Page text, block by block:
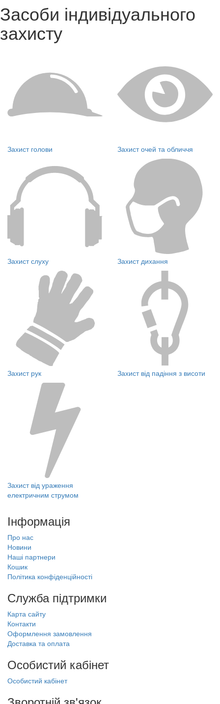
Засоби індивідуального
захисту
Захист голови Захист очей та обличчя
Захист слуху Захист дихання
Захист рук Захист від падіння з висоти
Захист від ураження
електричним струмом
Інформація
Про нас
Новини
Наші партнери
Кошик
Політика конфіденційності
Служба підтримки
Карта сайту
Контакти
Оформлення замовлення
Доставка та оплата
Особистий кабінет
Особистий кабінет